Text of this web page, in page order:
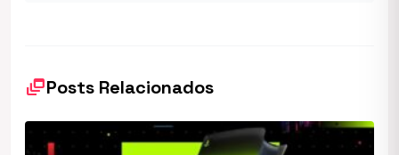
dynamic_feedPosts Relacionados